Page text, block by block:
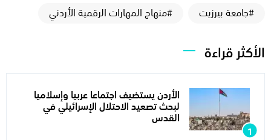
#جامعة بيرزيت #منهاج المهارات الرقمية الأردني
الأكثر قراءة
الأردن يستضيف اجتماعا عربيا وإسلاميا
لبحث تصعيد الاحتلال الإسرائيلي في
القدس